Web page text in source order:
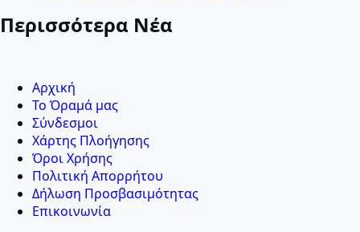
Περισσότερα Νέα
Αρχική
Το Όραμά μας
Σύνδεσμοι
Χάρτης Πλοήγησης
Όροι Χρήσης
Πολιτική Απορρήτου
Δήλωση Προσβασιμότητας
Επικοινωνία